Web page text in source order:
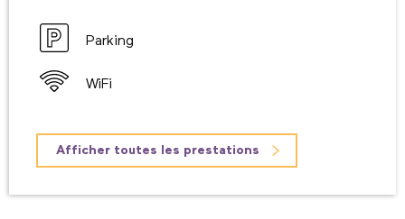
Parking
WiFi
Afficher toutes les prestations